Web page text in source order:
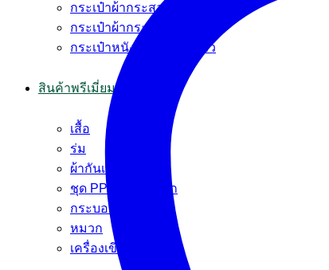
กระเป๋าผ้ากระสอบ
กระเป๋าผ้ากระสอบพลาสติก
กระเป๋าหนัง PVC หนังแก้ว
สินค้าพรีเมี่ยม
เสื้อ
ร่ม
ผ้ากันเปื้อน
ชุด PPE+ผ้าปิดจมูก
กระบอกน้ำ
หมวก
เครื่องเขียน